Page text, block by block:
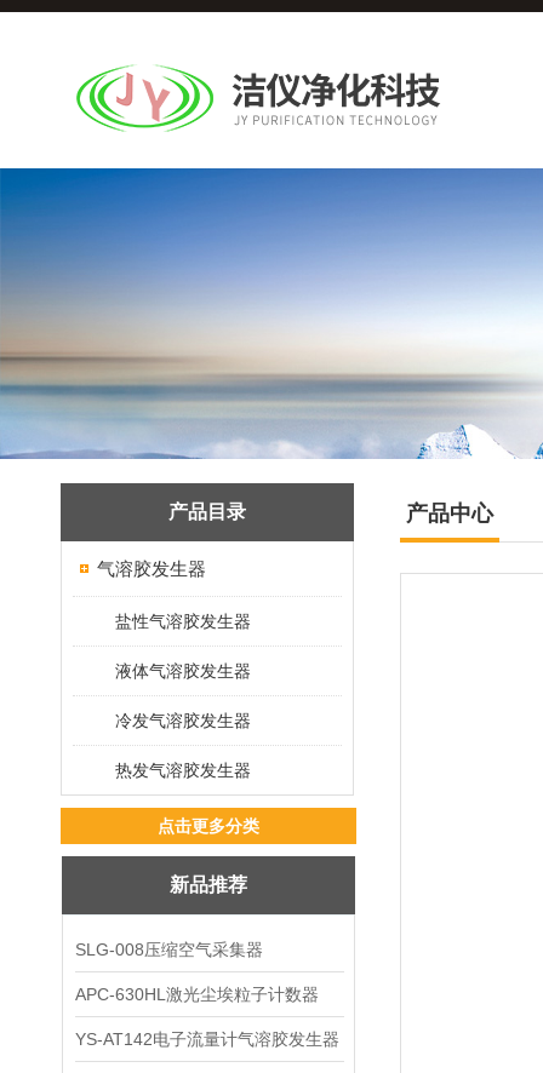
产品目录
气溶胶发生器
盐性气溶胶发生器
液体气溶胶发生器
冷发气溶胶发生器
热发气溶胶发生器
点击更多分类
新品推荐
SLG-008压缩空气采集器
APC-630HL激光尘埃粒子计数器
YS-AT142电子流量计气溶胶发生器
产品中心